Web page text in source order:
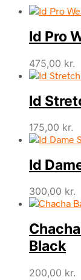
Id Pro
475,00 kr.
Id
175,00 kr.
Id
300,00 kr.
Black
200,00 kr.